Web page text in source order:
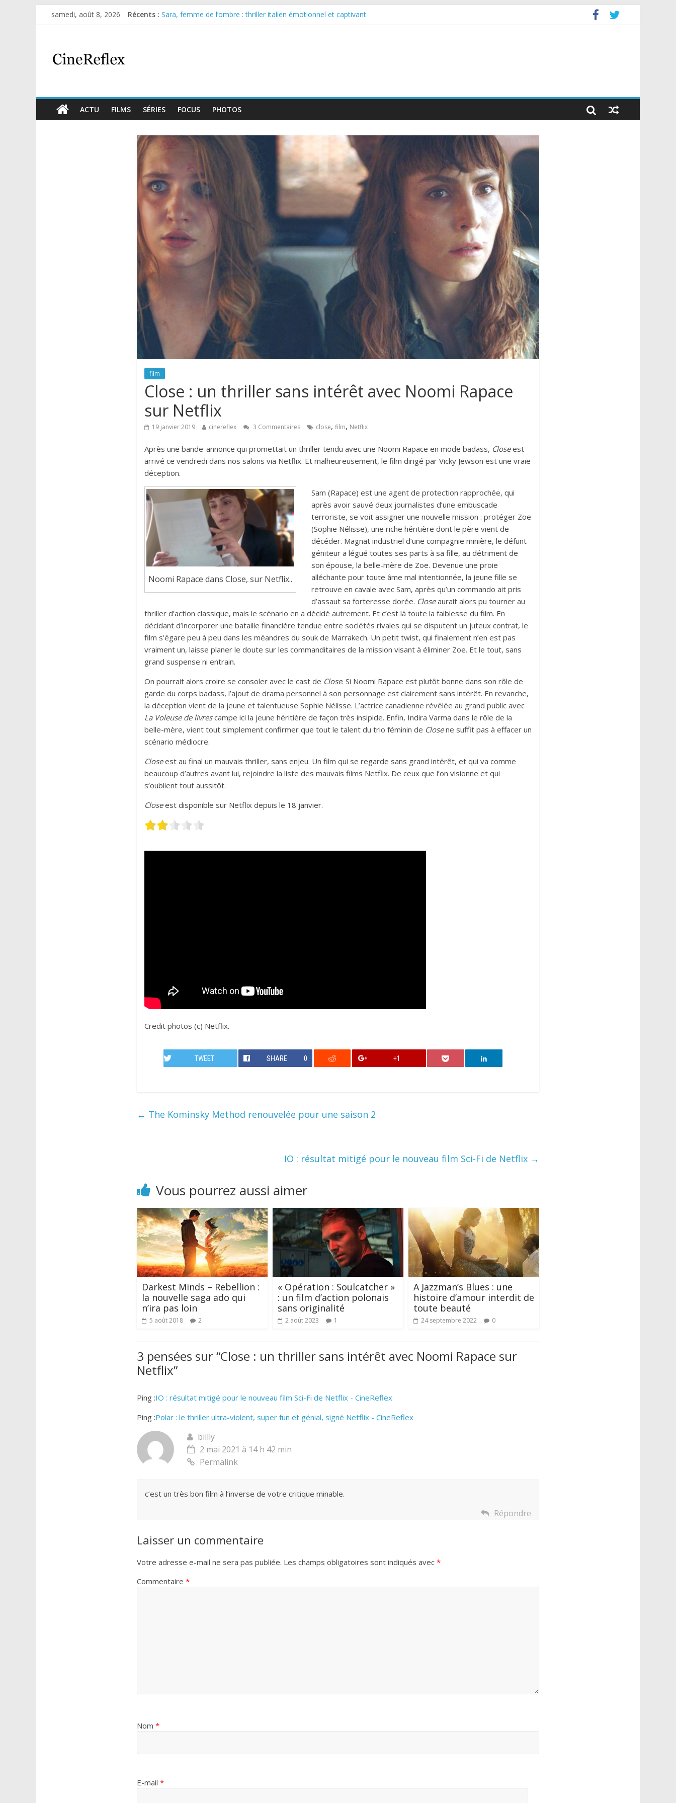
samedi, août 8, 2026 Récents : Sara, femme de l’ombre : thriller italien émotionnel et captivant
ACTU FILMS SÉRIES FOCUS PHOTOS
film
Close : un thriller sans intérêt avec Noomi Rapace
sur Netflix
19 janvier 2019 cinereflex 3 Commentaires close, film, Netflix
Après une bande-annonce qui promettait un thriller tendu avec une Noomi Rapace en mode badass, Closeest
arrivé ce vendredi dans nos salons via Netflix. Et malheureusement, le film dirigé par Vicky Jewson est une vraie
déception.
Noomi Rapace dans Close, sur Netflix..
Sam (Rapace) est une agent de protection rapprochée, qui
après avoir sauvé deux journalistes d’une embuscade
terroriste, se voit assigner une nouvelle mission : protéger Zoe
(Sophie Nélisse), une riche héritière dont le père vient de
décéder. Magnat industriel d’une compagnie minière, le défunt
géniteur a légué toutes ses parts à sa fille, au détriment de
son épouse, la belle-mère de Zoe. Devenue une proie
alléchante pour toute âme mal intentionnée, la jeune fille se
retrouve en cavale avec Sam, après qu’un commando ait pris
d’assaut sa forteresse dorée. Closeaurait alors pu tourner au
thriller d’action classique, mais le scénario en a décidé autrement. Et c’est là toute la faiblesse du film. En
décidant d’incorporer une bataille financière tendue entre sociétés rivales qui se disputent un juteux contrat, le
film s’égare peu à peu dans les méandres du souk de Marrakech. Un petit twist, qui finalement n’en est pas
vraiment un, laisse planer le doute sur les commanditaires de la mission visant à éliminer Zoe. Et le tout, sans
grand suspense ni entrain.
On pourrait alors croire se consoler avec le cast de Close. Si Noomi Rapace est plutôt bonne dans son rôle de
garde du corps badass, l’ajout de drama personnel à son personnage est clairement sans intérêt. En revanche,
la déception vient de la jeune et talentueuse Sophie Nélisse. L’actrice canadienne révélée au grand public avec
La Voleuse de livrescampe ici la jeune héritière de façon très insipide. Enfin, Indira Varma dans le rôle de la
belle-mère, vient tout simplement confirmer que tout le talent du trio féminin de Closene suffit pas à effacer un
scénario médiocre.
Closeest au final un mauvais thriller, sans enjeu. Un film qui se regarde sans grand intérêt, et qui va comme
beaucoup d’autres avant lui, rejoindre la liste des mauvais films Netflix. De ceux que l’on visionne et qui
s’oublient tout aussitôt.
Closeest disponible sur Netflix depuis le 18 janvier.
Credit photos (c) Netflix.
TWEET SHARE 0 +1
← The Kominsky Method renouvelée pour une saison 2
IO : résultat mitigé pour le nouveau film Sci-Fi de Netflix →
Vous pourrez aussi aimer
Darkest Minds – Rebellion :
la nouvelle saga ado qui
n’ira pas loin
5 août 2018 2
« Opération : Soulcatcher »
: un film d’action polonais
sans originalité
2 août 2023 1
A Jazzman’s Blues : une
histoire d’amour interdit de
toute beauté
24 septembre 2022 0
3 pensées sur “Close : un thriller sans intérêt avec Noomi Rapace sur
Netflix”
Ping :IO : résultat mitigé pour le nouveau film Sci-Fi de Netflix - CineReflex
Ping :Polar : le thriller ultra-violent, super fun et génial, signé Netflix - CineReflex
biilly
2 mai 2021 à 14 h 42 min
Permalink
c’est un très bon film à l’inverse de votre critique minable.
Répondre
Laisser un commentaire
Votre adresse e-mail ne sera pas publiée. Les champs obligatoires sont indiqués avec *
Commentaire *
Nom *
E-mail *